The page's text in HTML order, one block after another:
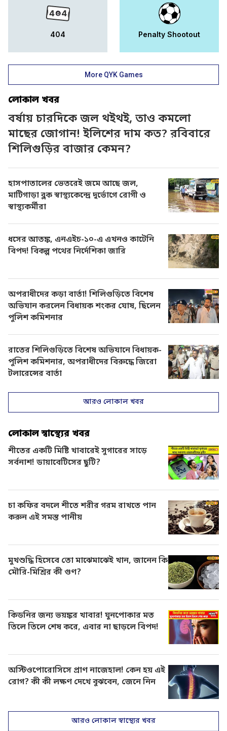
404 Penalty Shootout
More QYK Games
লোকাল খবর
বর্ষায় চারদিকে জল থইথই, তাও কমলো
মাছের জোগান! ইলিশের দাম কত? রবিবারে
শিলিগুড়ির বাজার কেমন?
হাসপাতালের ভেতরেই জমে আছে জল,
মাটিগাড়া ব্লক স্বাস্থ্যকেন্দ্রে দুর্ভোগে রোগী ও
স্বাস্থ্যকর্মীরা
ধসের আতঙ্ক, এনএইচ-১০-এ এখনও কাটেনি
বিপদ! বিকল্প পথের নির্দেশিকা জারি
অপরাধীদের কড়া বার্তা! শিলিগুড়িতে বিশেষ
অভিযান করলেন বিধায়ক শংকর ঘোষ, ছিলেন
পুলিশ কমিশনার
রাতের শিলিগুড়িতে বিশেষ অভিযানে বিধায়ক-
পুলিশ কমিশনার, অপরাধীদের বিরুদ্ধে জিরো
টলারেন্সের বার্তা
আরও লোকাল খবর
লোকাল স্বাস্থ্যের খবর
শীতের একটি মিষ্টি খাবারেই সুগারের সাড়ে
সর্বনাশ! ডায়াবেটিসের ছুটি?
চা কফির বদলে শীতে শরীর গরম রাখতে পান
করুন এই সমস্ত পানীয়
মুখশুদ্ধি হিসেবে তো মাঝেমাঝেই খান, জানেন কি
মৌরি-মিশ্রির কী গুণ?
কিডনির জন্য ভয়ঙ্কর খাবার! ঘুনপোকার মত
তিলে তিলে শেষ করে, এবার না ছাড়লে বিপদ!
অস্টিওপোরোসিসে প্রাণ নাজেহাল! কেন হয় এই
রোগ? কী কী লক্ষণ দেখে বুঝবেন, জেনে নিন
আরও লোকাল স্বাস্থ্যের খবর